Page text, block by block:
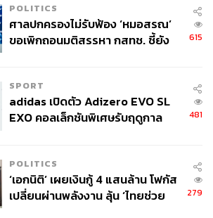
POLITICS
ศาลปกครองไม่รับฟ้อง ‘หมอสรณ’
ขอเพิกถอนมติสรรหา กสทช. ชี้ยัง
615
SPORT
adidas เปิดตัว Adizero EVO SL
EXO คอลเล็กชันพิเศษรับฤดูกาล
481
POLITICS
‘เอกนิติ’ เผยเงินกู้ 4 แสนล้าน โฟกัส
เปลี่ยนผ่านพลังงาน ลุ้น ‘ไทยช่วย
279